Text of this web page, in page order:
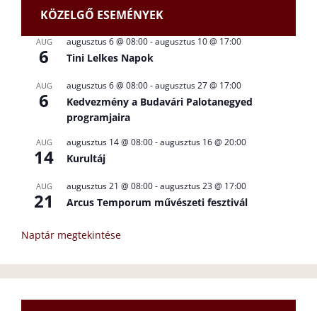
KÖZELGŐ ESEMÉNYEK
AUG
6
augusztus 6 @ 08:00-augusztus 10 @ 17:00
Tini Lelkes Napok
AUG
6
augusztus 6 @ 08:00-augusztus 27 @ 17:00
Kedvezmény a Budavári Palotanegyed
programjaira
AUG
14
augusztus 14 @ 08:00-augusztus 16 @ 20:00
Kurultáj
AUG
21
augusztus 21 @ 08:00-augusztus 23 @ 17:00
Arcus Temporum művészeti fesztivál
Naptár megtekintése